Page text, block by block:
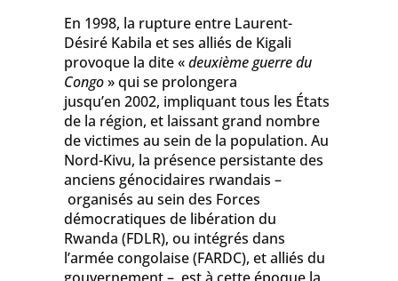
En 1998, la rupture entre Laurent-
Désiré Kabila et ses alliés de Kigali
provoque la dite «deuxième guerre du
Congo» qui se prolongera
jusqu’en 2002, impliquant tous les États
de la région, et laissant grand nombre
de victimes au sein de la population. Au
Nord-Kivu, la présence persistante des
anciens génocidaires rwandais –
organisés au sein des Forces
démocratiques de libération du
Rwanda (FDLR), ou intégrés dans
l’armée congolaise (FARDC), et alliés du